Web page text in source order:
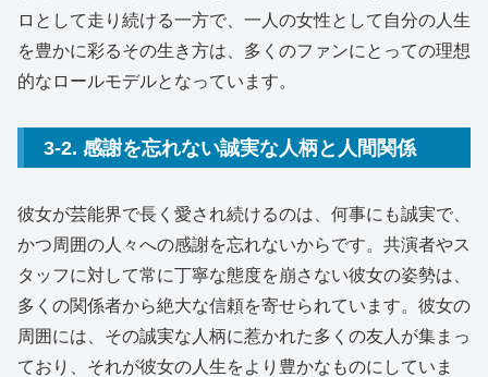
ロとして走り続ける一方で、一人の女性として自分の人生
を豊かに彩るその生き方は、多くのファンにとっての理想
的なロールモデルとなっています。
3-2. 感謝を忘れない誠実な人柄と人間関係
彼女が芸能界で長く愛され続けるのは、何事にも誠実で、
かつ周囲の人々への感謝を忘れないからです。共演者やス
タッフに対して常に丁寧な態度を崩さない彼女の姿勢は、
多くの関係者から絶大な信頼を寄せられています。彼女の
周囲には、その誠実な人柄に惹かれた多くの友人が集まっ
ており、それが彼女の人生をより豊かなものにしていま